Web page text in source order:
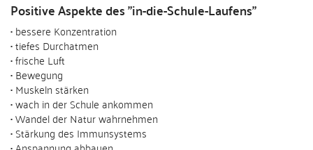
Positive Aspekte des "in-die-Schule-Laufens"
• bessere Konzentration
• tiefes Durchatmen
• frische Luft
• Bewegung
• Muskeln stärken
• wach in der Schule ankommen
• Wandel der Natur wahrnehmen
• Stärkung des Immunsystems